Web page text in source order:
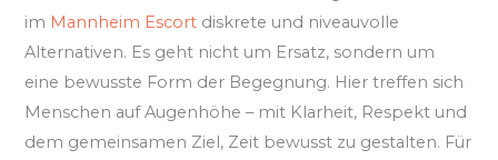
im Mannheim Escort diskrete und niveauvolle
Alternativen. Es geht nicht um Ersatz, sondern um
eine bewusste Form der Begegnung. Hier treffen sich
Menschen auf Augenhöhe – mit Klarheit, Respekt und
dem gemeinsamen Ziel, Zeit bewusst zu gestalten. Für